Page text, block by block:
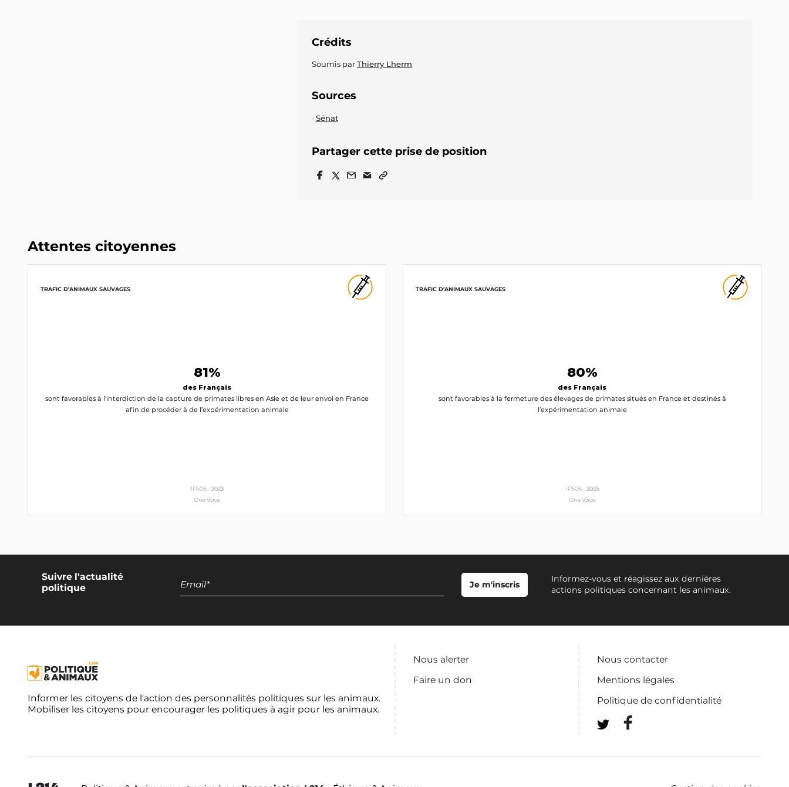
Jean-Pierre Grand
LR
INTERPELLEZ-LA
Gérard Longuet
LR
Catherine Procaccia
Crédits
Soumis parThierry Lherm
Sources
Sénat
Partager cette prise de position
Attentes citoyennes
TRAFIC D’ANIMAUX SAUVAGES
81%
des Français
sont favorables à l'interdiction de la capture de primates libres en Asie et de leur envoi en France
afin de procéder à de l’expérimentation animale
IPSOS - 2023
One Voice
TRAFIC D’ANIMAUX SAUVAGES
80%
des Français
sont favorables à la fermeture des élevages de primates situés en France et destinés à
l’expérimentation animale
IPSOS - 2023
One Voice
Suivre l'actualité
politique
Informez-vous et réagissez aux dernières
actions politiques concernant les animaux.
Informer les citoyens de l'action des personnalités politiques sur les animaux.
Mobiliser les citoyens pour encourager les politiques à agir pour les animaux.
Nous alerter
Faire un don
Nous contacter
Mentions légales
Politique de confidentialité